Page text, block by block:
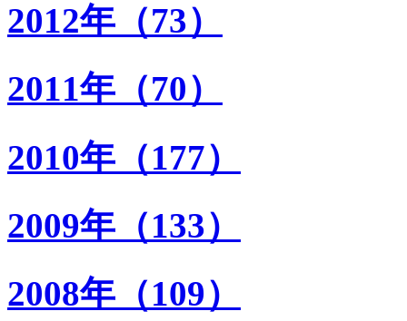
2012年（73）
2011年（70）
2010年（177）
2009年（133）
2008年（109）